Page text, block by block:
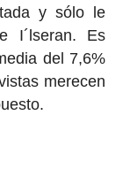
y sólo le
I´lseran. Es
del 7,6%
merecen